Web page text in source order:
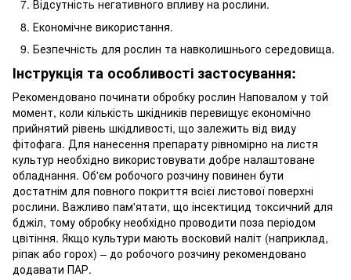
Відсутність негативного впливу на рослини.
Економічне використання.
Безпечність для рослин та навколишнього середовища.
Інструкція та особливості застосування:
Рекомендовано починати обробку рослин Наповалом у той
момент, коли кількість шкідників перевищує економічно
прийнятий рівень шкідливості, що залежить від виду
фітофага. Для нанесення препарату рівномірно на листя
культур необхідно використовувати добре налаштоване
обладнання. Об'єм робочого розчину повинен бути
достатнім для повного покриття всієї листової поверхні
рослини. Важливо пам'ятати, що інсектицид токсичний для
бджіл, тому обробку необхідно проводити поза періодом
цвітіння. Якщо культури мають восковий наліт (наприклад,
ріпак або горох) – до робочого розчину рекомендовано
додавати ПАР.